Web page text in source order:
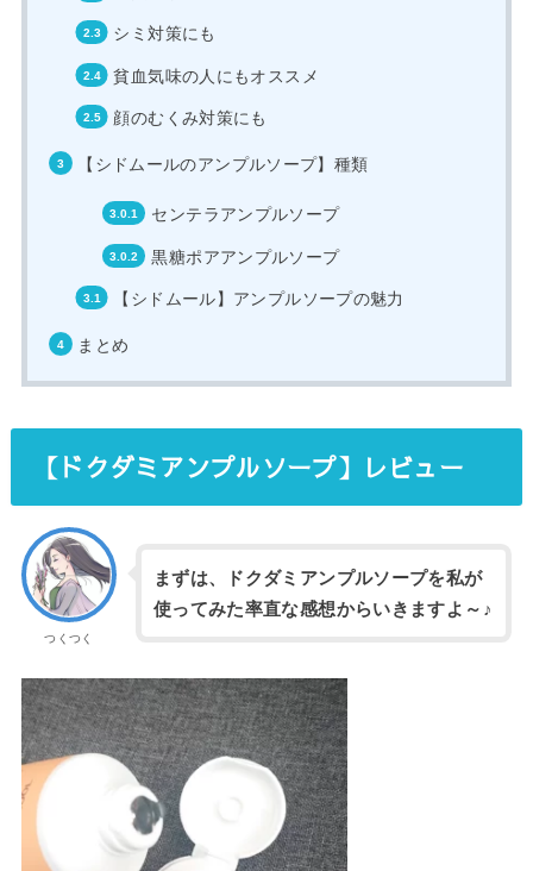
シミ対策にも
貧血気味の人にもオススメ
顔のむくみ対策にも
【シドムールのアンプルソープ】種類
センテラアンプルソープ
黒糖ポアアンプルソープ
【シドムール】アンプルソープの魅力
まとめ
【ドクダミアンプルソープ】レビュー
つくつく
まずは、ドクダミアンプルソープを私が
使ってみた率直な感想からいきますよ～♪